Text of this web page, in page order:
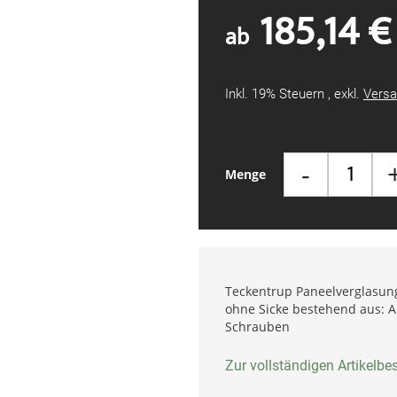
Menge -
ab 185,14 €
Inkl. 19% Steuern , exkl.
Teckentrup
ohne Sicke bestehend aus:
Schrauben
Zur vollständigen